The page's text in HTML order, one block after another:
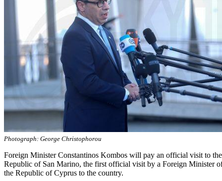
Photograph: George Christophorou
Foreign Minister Constantinos Kombos will pay an official visit to the
Republic of San Marino, the first official visit by a Foreign Minister
the Republic of Cyprus to the country.